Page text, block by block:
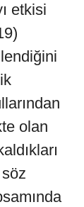
etkisi
olan